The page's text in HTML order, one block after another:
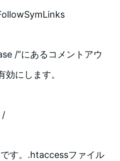
/”にあるコメントアウ
効にします。
/
す。.htaccessファイル